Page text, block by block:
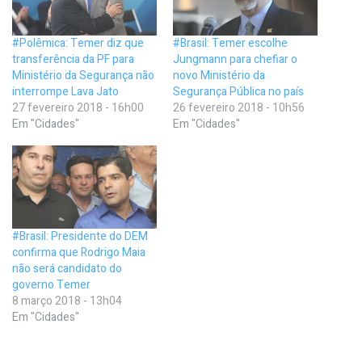
#Polêmica: Temer diz que
transferência da PF para
Ministério da Segurança não
interrompe Lava Jato
27 fevereiro 2018 - 16h00
Em "Cidades"
#Brasil: Temer escolhe
Jungmann para chefiar o
novo Ministério da
Segurança Pública no país
26 fevereiro 2018 - 10h56
Em "Cidades"
#Brasil: Presidente do DEM
confirma que Rodrigo Maia
não será candidato do
governo Temer
8 março 2018 - 13h04
Em "Cidades"